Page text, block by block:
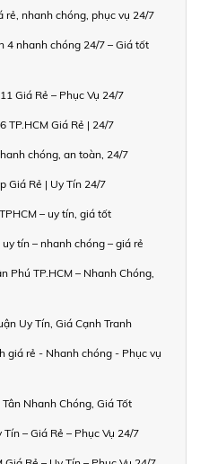
rẻ, nhanh chóng, phục vụ 24/7
4 nhanh chóng 24/7 – Giá tốt
Giá Rẻ – Phục Vụ 24/7
TP.HCM Giá Rẻ | 24/7
chóng, an toàn, 24/7
Giá Rẻ | Uy Tín 24/7
– uy tín, giá tốt
tín – nhanh chóng – giá rẻ
Phú TP.HCM – Nhanh Chóng,
Uy Tín, Giá Cạnh Tranh
giá rẻ - Nhanh chóng - Phục vụ
Nhanh Chóng, Giá Tốt
– Giá Rẻ – Phục Vụ 24/7